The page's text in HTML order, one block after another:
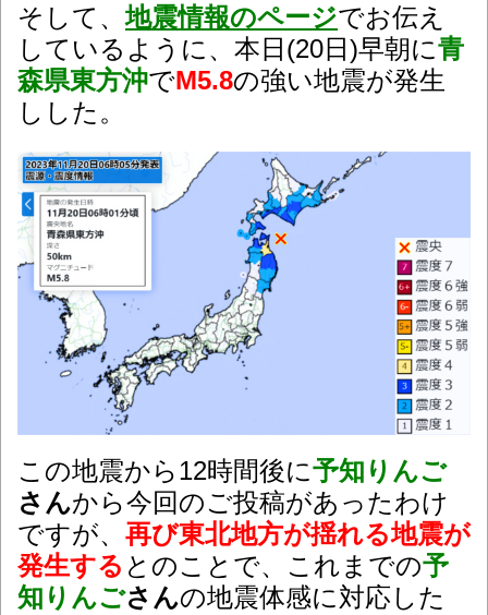
そして、地震情報のページでお伝え
しているように、本日(20日)早朝に青
森県東方沖でM5.8の強い地震が発生
しした。
この地震から12時間後に予知りんご
さんから今回のご投稿があったわけ
ですが、 再び東北地方が揺れる地震が
発生する とのことで、これまでの予
知りんごさんの地震体感に対応した